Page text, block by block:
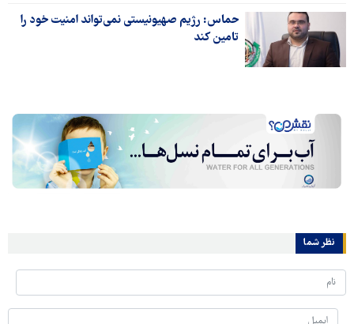
حماس: رژیم صهیونیستی نمی‌تواند امنیت خود را
تامین کند
نظر شما